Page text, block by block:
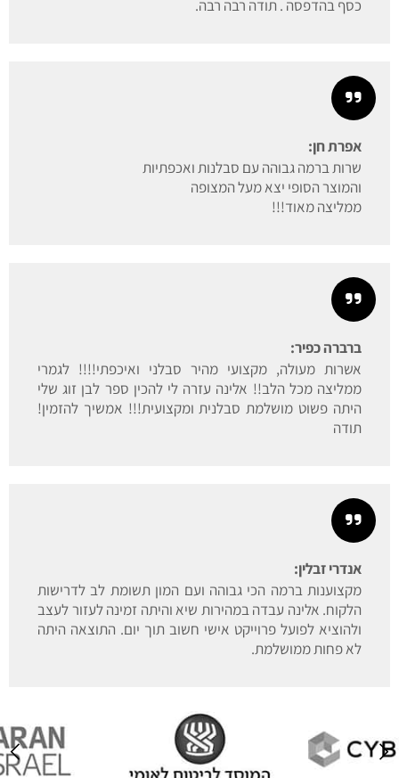
כסף בהדפסה . תודה רבה רבה.
אפרת חן:
שרות ברמה גבוהה עם סבלנות ואכפתיות
והמוצר הסופי יצא מעל המצופה
ממליצה מאוד!!!
ברברה כפיר:
אשרות מעולה, מקצועי מהיר סבלני ואיכפתי!!!! לגמרי
ממליצה מכל הלב!! אלינה עזרה לי להכין ספר לבן זוג שלי
היתה פשוט מושלמת סבלנית ומקצועית!!! אמשיך להזמין!
תודה
אנדרי זבלין:
מקצוענות ברמה הכי גבוהה ועם המון תשומת לב לדרישות
הלקוח. אלינה עבדה במהירות שיא והיתה זמינה לעזור לעצב
ולהוציא לפועל פרוייקט אישי חשוב תוך יום. התוצאה היתה
לא פחות ממושלמת.